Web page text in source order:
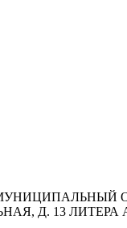
МУНИЦИПАЛЬНЫЙ
Д. 13 ЛИТЕРА